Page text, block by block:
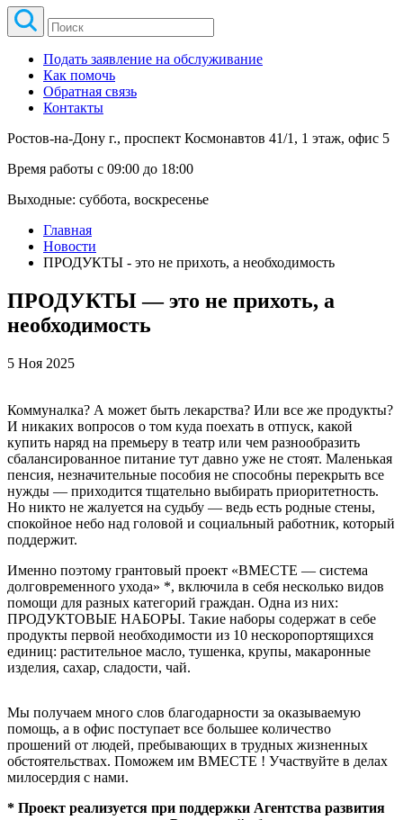
Подать заявление на обслуживание
Как помочь
Обратная связь
Контакты
Ростов-на-Дону г., проспект Космонавтов 41/1, 1 этаж, офис 5
Время работы с 09:00 до 18:00
Выходные: суббота, воскресенье
Главная
Новости
ПРОДУКТЫ - это не прихоть, а необходимость
ПРОДУКТЫ — это не прихоть, а
необходимость
5 Ноя 2025
Коммуналка? А может быть лекарства? Или все же продукты?
И никаких вопросов о том куда поехать в отпуск, какой
купить наряд на премьеру в театр или чем разнообразить
сбалансированное питание тут давно уже не стоят. Маленькая
пенсия, незначительные пособия не способны перекрыть все
нужды — приходится тщательно выбирать приоритетность.
Но никто не жалуется на судьбу — ведь есть родные стены,
спокойное небо над головой и социальный работник, который
поддержит.
Именно поэтому грантовый проект «ВМЕСТЕ — система
долговременного ухода» *, включила в себя несколько видов
помощи для разных категорий граждан. Одна из них:
ПРОДУКТОВЫЕ НАБОРЫ. Такие наборы содержат в себе
продукты первой необходимости из 10 нескоропортящихся
единиц: растительное масло, тушенка, крупы, макаронные
изделия, сахар, сладости, чай.
Мы получаем много слов благодарности за оказываемую
помощь, а в офис поступает все большее количество
прошений от людей, пребывающих в трудных жизненных
обстоятельствах. Поможем им ВМЕСТЕ ! Участвуйте в делах
милосердия с нами.
* Проект реализуется при поддержки Агентства развития